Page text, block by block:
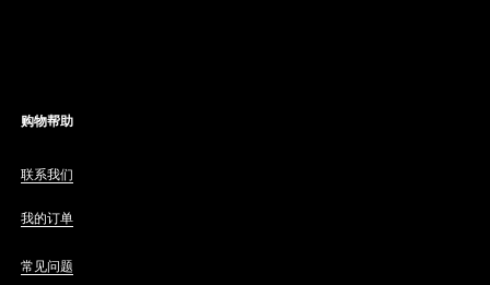
购物帮助
联系我们
我的订单
常见问题